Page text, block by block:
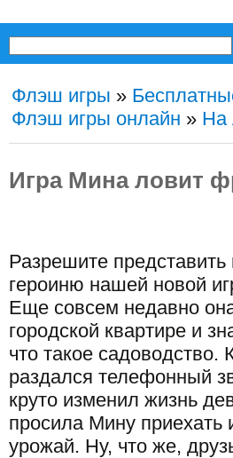
Флэш игры »
Флэш игры онлайн » На
Игра Мина ловит
Разрешите
героиню нашей новой
Еще совсем недавно
городской квартире и
что такое садоводство.
раздался телефонный
круто изменил жизнь
просила Мину приехать
урожай. Ну, что же,